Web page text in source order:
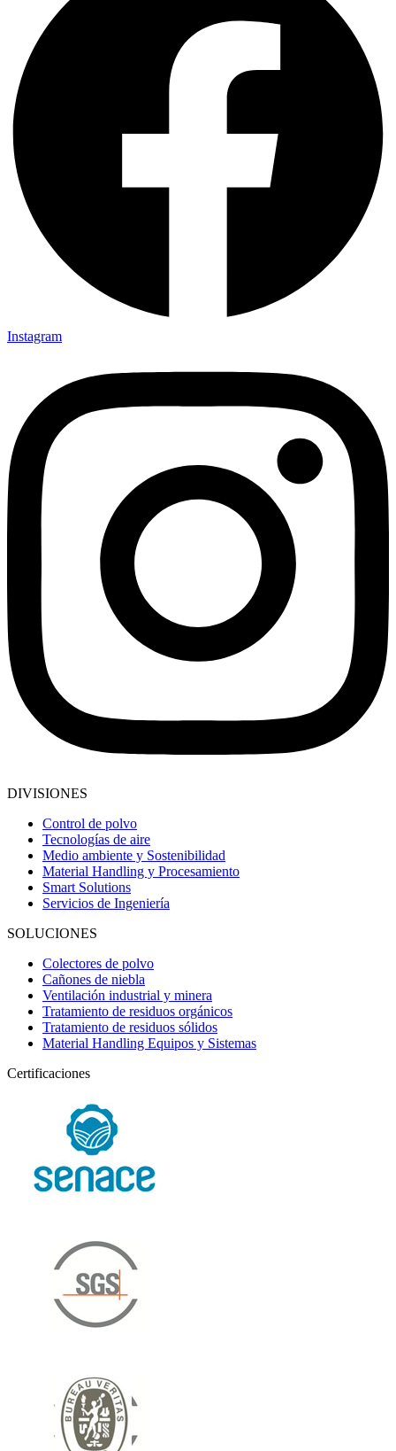
Instagram
DIVISIONES
Control de polvo
Tecnologías de aire
Medio ambiente y Sostenibilidad
Material Handling y Procesamiento
Smart Solutions
Servicios de Ingeniería
SOLUCIONES
Colectores de polvo
Cañones de niebla
Ventilación industrial y minera
Tratamiento de residuos orgánicos
Tratamiento de residuos sólidos
Material Handling Equipos y Sistemas
Certificaciones